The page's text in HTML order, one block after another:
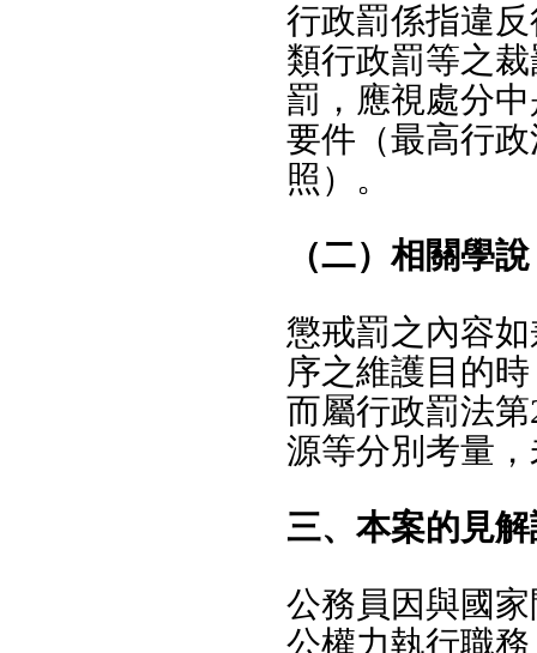
行政罰係指違
類行政罰等之
罰，應視處分
要件（最高行
照）。
（二）相關學說
懲戒罰之內容
序之維護目的
而屬行政罰法
源等分別考量
三、本案的見
公務員因與國
公權力執行職